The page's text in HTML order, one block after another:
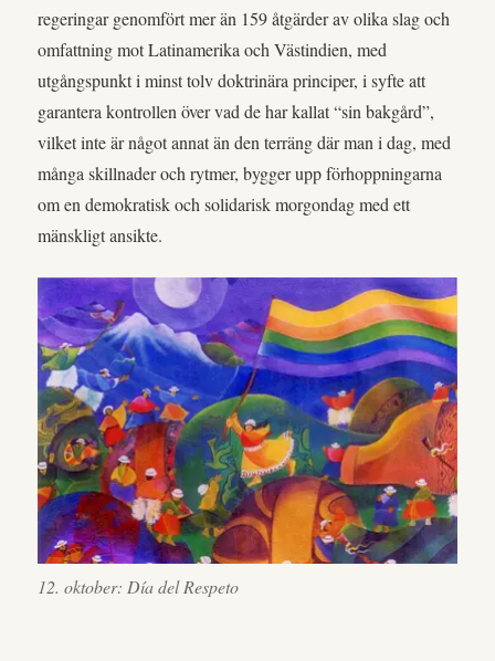
regeringar genomfört mer än 159 åtgärder av olika slag och
omfattning mot Latinamerika och Västindien, med
utgångspunkt i minst tolv doktrinära principer, i syfte att
garantera kontrollen över vad de har kallat “sin bakgård”,
vilket inte är något annat än den terräng där man i dag, med
många skillnader och rytmer, bygger upp förhoppningarna
om en demokratisk och solidarisk morgondag med ett
mänskligt ansikte.
12. oktober: Día del Respeto